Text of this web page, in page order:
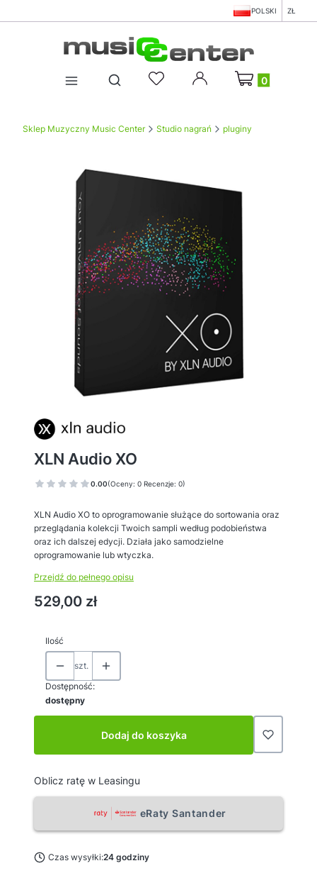
POLSKI ZŁ
Otwórz wyszukiwarkę
Produkty w
Sklep Muzyczny Music Center Studio nagrań pluginy
XLN Audio XO
0.00(Oceny: 0 Recenzje: 0)
XLN Audio XO to oprogramowanie służące do sortowania oraz
przeglądania kolekcji Twoich sampli według podobieństwa
oraz ich dalszej edycji. Działa jako samodzielne
oprogramowanie lub wtyczka.
Przejdź do pełnego opisu
Cena
529,00 zł
Ilość
szt.
Dostępność:
dostępny
Dodaj do koszyka
Oblicz ratę w Leasingu
eRaty Santander
Czas wysyłki:24 godziny